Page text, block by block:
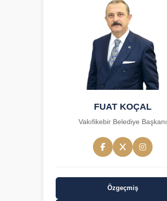
FUAT KOÇAL
Vakıfikebir Belediye Başkanı
Özgeçmiş